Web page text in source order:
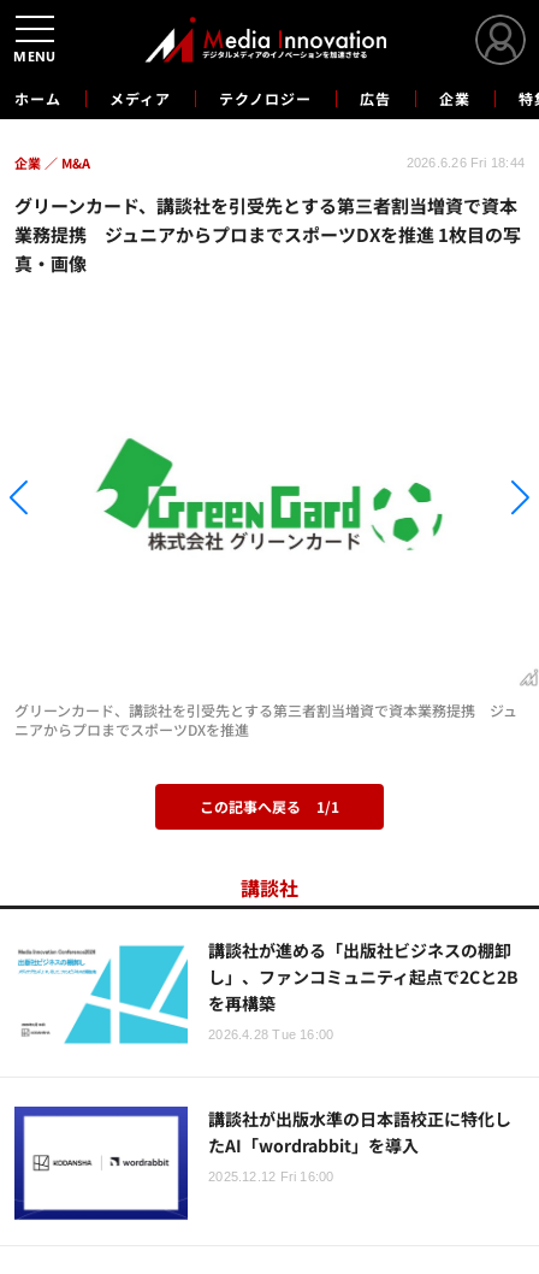
ホーム メディア テクノロジー 広告 企業 特
グリーンカード、講談社を引受先とする第三者割当増資で資本
業務提携 ジュニアからプロまでスポーツDXを推進 1枚目の写
真・画像
企業 M&A 2026.6.26 Fri 18:44
グリーンカード、講談社を引受先とする第三者割当増資で資本業務提携 ジュ
ニアからプロまでスポーツDXを推進
この記事へ戻る 1/1
講談社
講談社が進める「出版社ビジネスの棚卸
し」、ファンコミュニティ起点で2Cと2B
を再構築
2026.4.28 Tue 16:00
講談社が出版水準の日本語校正に特化し
たAI「wordrabbit」を導入
2025.12.12 Fri 16:00
MENU